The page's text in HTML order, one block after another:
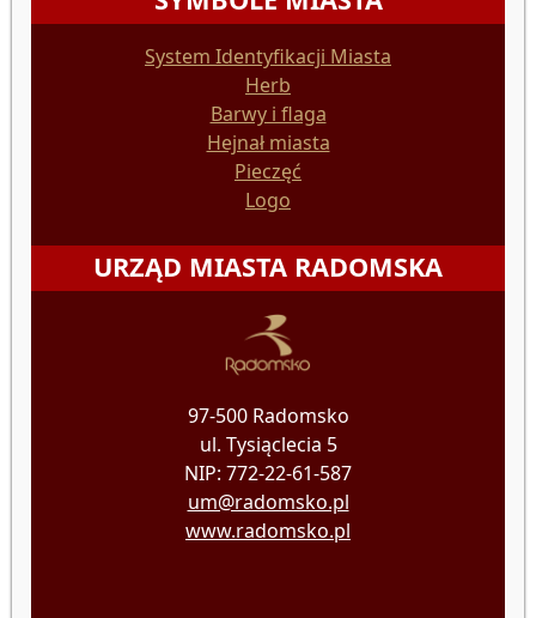
System Identyfikacji Miasta
Herb
Barwy i flaga
Hejnał miasta
Pieczęć
Logo
URZĄD MIASTA RADOMSKA
97-500 Radomsko
ul. Tysiąclecia 5
NIP: 772-22-61-587
um@radomsko.pl
www.radomsko.pl